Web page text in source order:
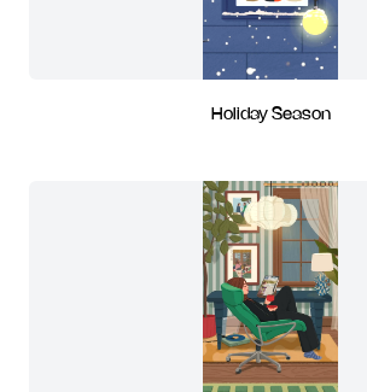
Holiday Season